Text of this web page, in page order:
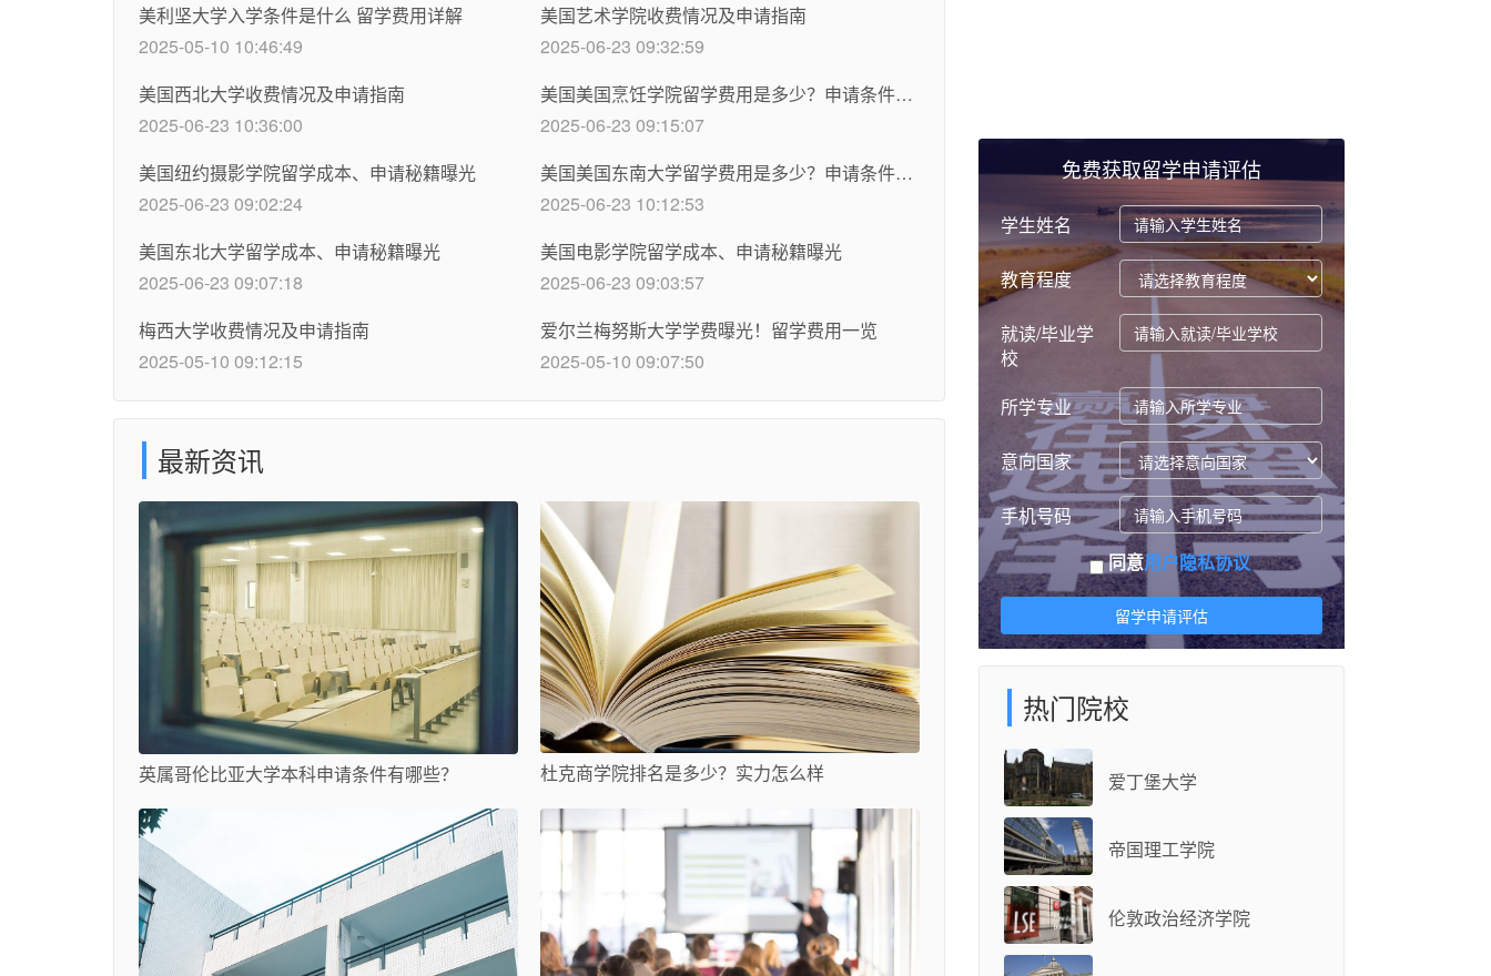
美利坚大学入学条件是什么 留学费用详解
2025-05-10 10:46:49
美国艺术学院收费情况及申请指南
2025-06-23 09:32:59
美国西北大学收费情况及申请指南
2025-06-23 10:36:00
美国美国烹饪学院留学费用是多少？申请条件介绍
2025-06-23 09:15:07
美国纽约摄影学院留学成本、申请秘籍曝光
2025-06-23 09:02:24
美国美国东南大学留学费用是多少？申请条件介绍
2025-06-23 10:12:53
美国东北大学留学成本、申请秘籍曝光
2025-06-23 09:07:18
美国电影学院留学成本、申请秘籍曝光
2025-06-23 09:03:57
梅西大学收费情况及申请指南
2025-05-10 09:12:15
爱尔兰梅努斯大学学费曝光！留学费用一览
2025-05-10 09:07:50
最新资讯
英属哥伦比亚大学本科申请条件有哪些？ 杜克商学院排名是多少？实力怎么样
免费获取留学申请评估
学生姓名
教育程度
就读/毕业学
校
所学专业
意向国家
手机号码
同意用户隐私协议
留学申请评估
热门院校
爱丁堡大学
帝国理工学院
伦敦政治经济学院